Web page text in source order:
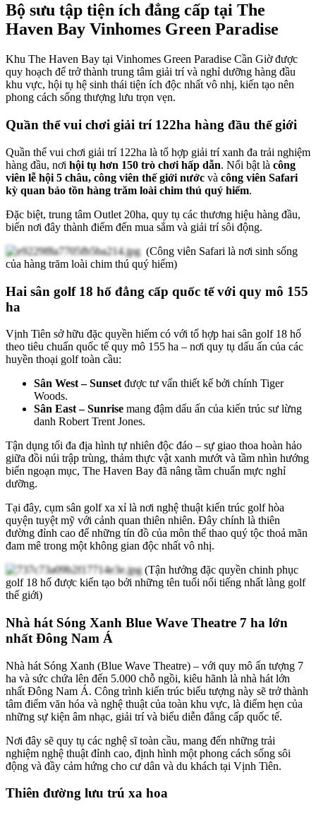
Bộ sưu tập tiện ích đẳng cấp tại The
Haven Bay Vinhomes Green Paradise
Khu The Haven Bay tại Vinhomes Green Paradise Cần Giờ được
quy hoạch để trở thành trung tâm giải trí và nghỉ dưỡng hàng đầu
khu vực, hội tụ hệ sinh thái tiện ích độc nhất vô nhị, kiến tạo nên
phong cách sống thượng lưu trọn vẹn.
Quần thể vui chơi giải trí 122ha hàng đầu thế giới
Quần thể vui chơi giải trí 122ha là tổ hợp giải trí xanh đa trải nghiệm
hàng đầu, nơi hội tụ hơn 150 trò chơi hấp dẫn. Nổi bật là công
viên lễ hội 5 châu, công viên thế giới nước và công viên Safari
kỳ quan bảo tồn hàng trăm loài chim thú quý hiếm.
Đặc biệt, trung tâm Outlet 20ha, quy tụ các thương hiệu hàng đầu,
biến nơi đây thành điểm đến mua sắm và giải trí sôi động.
(Công viên Safari là nơi sinh sống
của hàng trăm loài chim thú quý hiếm)
Hai sân golf 18 hố đẳng cấp quốc tế với quy mô 155
ha
Vịnh Tiên sở hữu đặc quyền hiếm có với tổ hợp hai sân golf 18 hố
theo tiêu chuẩn quốc tế quy mô 155 ha – nơi quy tụ dấu ấn của các
huyền thoại golf toàn cầu:
Sân West – Sunset được tư vấn thiết kế bởi chính Tiger
Woods.
Sân East – Sunrise mang đậm dấu ấn của kiến trúc sư lừng
danh Robert Trent Jones.
Tận dụng tối đa địa hình tự nhiên độc đáo – sự giao thoa hoàn hảo
giữa đồi núi trập trùng, thảm thực vật xanh mướt và tầm nhìn hướng
biển ngoạn mục, The Haven Bay đã nâng tầm chuẩn mực nghỉ
dưỡng.
Tại đây, cụm sân golf xa xỉ là nơi nghệ thuật kiến trúc golf hòa
quyện tuyệt mỹ với cảnh quan thiên nhiên. Đây chính là thiên
đường đỉnh cao để những tín đồ của môn thể thao quý tộc thoả mãn
đam mê trong một không gian độc nhất vô nhị.
(Tận hưởng đặc quyền chinh phục
golf 18 hố được kiến tạo bởi những tên tuổi nổi tiếng nhất làng golf
thế giới)
Nhà hát Sóng Xanh Blue Wave Theatre 7 ha lớn
nhất Đông Nam Á
Nhà hát Sóng Xanh (Blue Wave Theatre) – với quy mô ấn tượng 7
ha và sức chứa lên đến 5.000 chỗ ngồi, kiêu hãnh là nhà hát lớn
nhất Đông Nam Á. Công trình kiến trúc biểu tượng này sẽ trở thành
tâm điểm văn hóa và nghệ thuật của toàn khu vực, là điểm hẹn của
những sự kiện âm nhạc, giải trí và biểu diễn đẳng cấp quốc tế.
Nơi đây sẽ quy tụ các nghệ sĩ toàn cầu, mang đến những trải
nghiệm nghệ thuật đỉnh cao, định hình một phong cách sống sôi
động và đầy cảm hứng cho cư dân và du khách tại Vịnh Tiên.
Thiên đường lưu trú xa hoa